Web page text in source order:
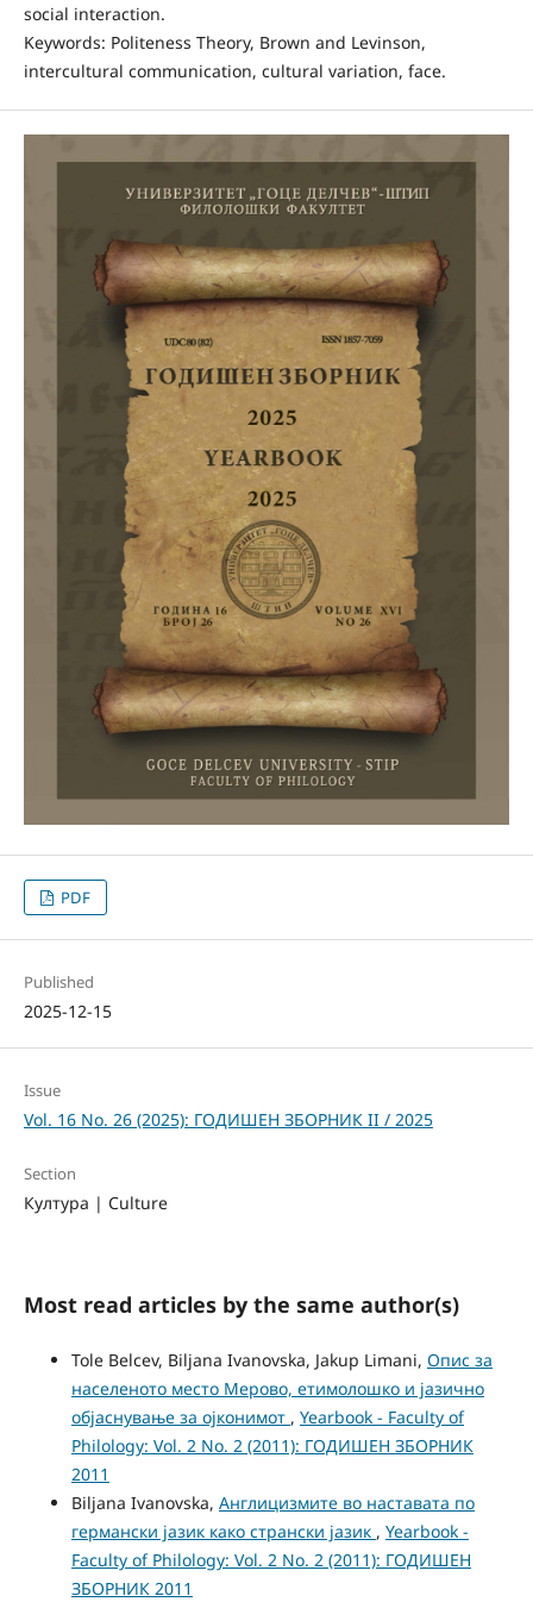
social interaction.
Keywords: Politeness Theory, Brown and Levinson,
intercultural communication, cultural variation, face.
PDF
Published
2025-12-15
Issue
Vol. 16 No. 26 (2025): ГОДИШЕН ЗБОРНИК II / 2025
Section
Култура | Culture
Most read articles by the same author(s)
Tole Belcev, Biljana Ivanovska, Jakup Limani, Опис за
населеното место Мерово, етимолошко и јазично
објаснување за ојконимот , Yearbook - Faculty of
Philology: Vol. 2 No. 2 (2011): ГОДИШЕН ЗБОРНИК
2011
Biljana Ivanovska, Англицизмите во наставата по
германски јазик како странски јазик , Yearbook -
Faculty of Philology: Vol. 2 No. 2 (2011): ГОДИШЕН
ЗБОРНИК 2011